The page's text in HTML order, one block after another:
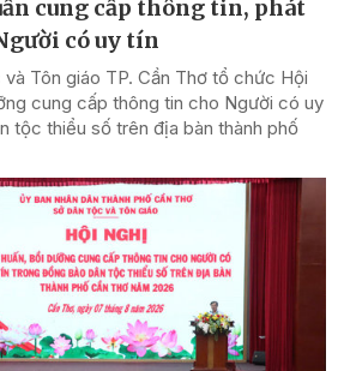
cung cấp thông tin, phát
có uy tín
Tôn giáo TP. Cần Thơ tổ chức Hội
cung cấp thông tin cho Người có uy
tộc thiểu số trên địa bàn thành phố